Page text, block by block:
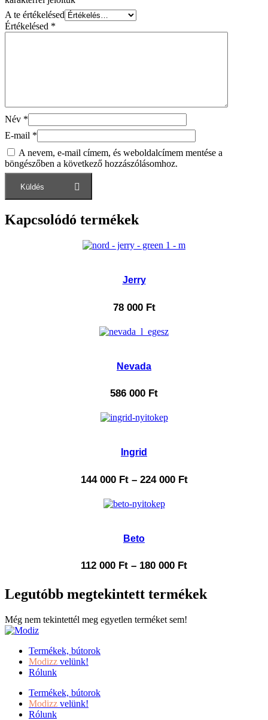
A te értékelésed
Értékelésed *
Név *
E-mail *
A nevem, e-mail címem, és weboldalcímem mentése a
böngészőben a következő hozzászólásomhoz.
Kapcsolódó termékek
Jerry
78 000 Ft
Nevada
586 000 Ft
Ingrid
144 000 Ft– 224 000 Ft
Beto
112 000 Ft – 180 000 Ft
Legutóbb megtekintett termékek
Még nem tekintettél meg egyetlen terméket sem!
Termékek, bútorok
Modizz velünk!
Rólunk
Termékek, bútorok
Modizz velünk!
Rólunk